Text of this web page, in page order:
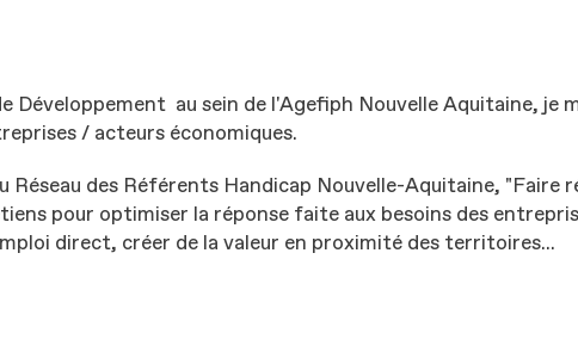
Développement au sein de l'Agefiph Nouvelle Aquitaine, je
/ acteurs économiques.
Réseau des Référents Handicap Nouvelle-Aquitaine, "Faire
pour optimiser la réponse faite aux besoins des
direct, créer de la valeur en proximité des territoires...